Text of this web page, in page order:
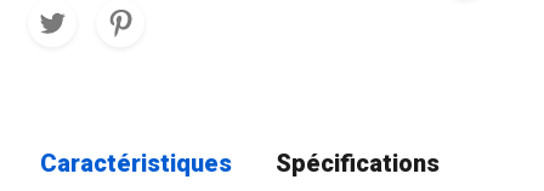
Caractéristiques Spécifications